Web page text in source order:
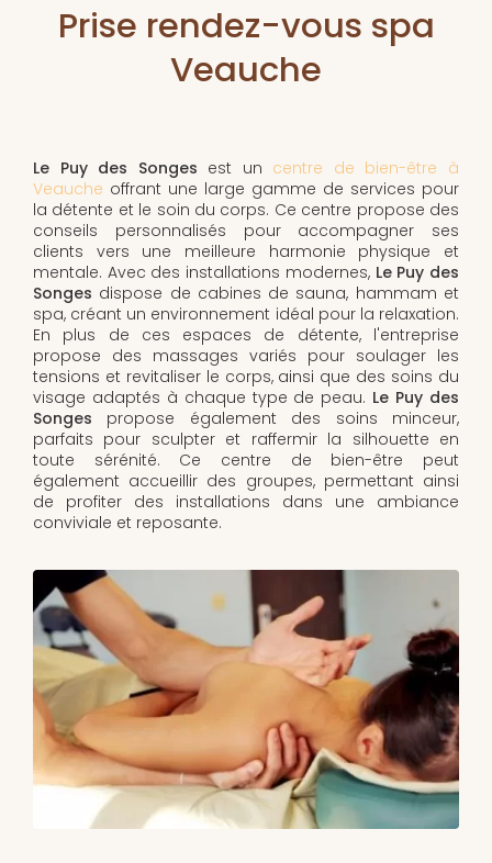
Prise rendez-vous spa
Veauche
Le Puy des Songes est un centre de bien-être à
Veauche offrant une large gamme de services pour
la détente et le soin du corps. Ce centre propose des
conseils personnalisés pour accompagner ses
clients vers une meilleure harmonie physique et
mentale. Avec des installations modernes, Le Puy des
Songes dispose de cabines de sauna, hammam et
spa, créant un environnement idéal pour la relaxation.
En plus de ces espaces de détente, l'entreprise
propose des massages variés pour soulager les
tensions et revitaliser le corps, ainsi que des soins du
visage adaptés à chaque type de peau. Le Puy des
Songes propose également des soins minceur,
parfaits pour sculpter et raffermir la silhouette en
toute sérénité. Ce centre de bien-être peut
également accueillir des groupes, permettant ainsi
de profiter des installations dans une ambiance
conviviale et reposante.